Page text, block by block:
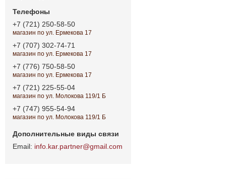
+7 (721) 250-58-50
магазин по ул. Ермекова 17
+7 (707) 302-74-71
магазин по ул. Ермекова 17
+7 (776) 750-58-50
магазин по ул. Ермекова 17
+7 (721) 225-55-04
магазин по ул. Молокова 119/1 Б
+7 (747) 955-54-94
магазин по ул. Молокова 119/1 Б
info.kar.partner@gmail.com